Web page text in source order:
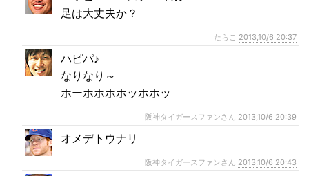
足は大丈夫か？
たらこ 2013,10/6 20:37
ハピパ♪
なりなり～
ホーホホホホッホホッ
阪神タイガースファンさん 2013,10/6 20:39
オメデトウナリ
阪神タイガースファンさん 2013,10/6 20:43